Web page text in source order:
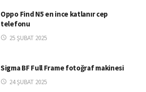
Oppo Find N5 en ince katlanır cep
telefonu
25 ŞUBAT 2025
Sigma BF Full Frame fotoğraf makinesi
24 ŞUBAT 2025